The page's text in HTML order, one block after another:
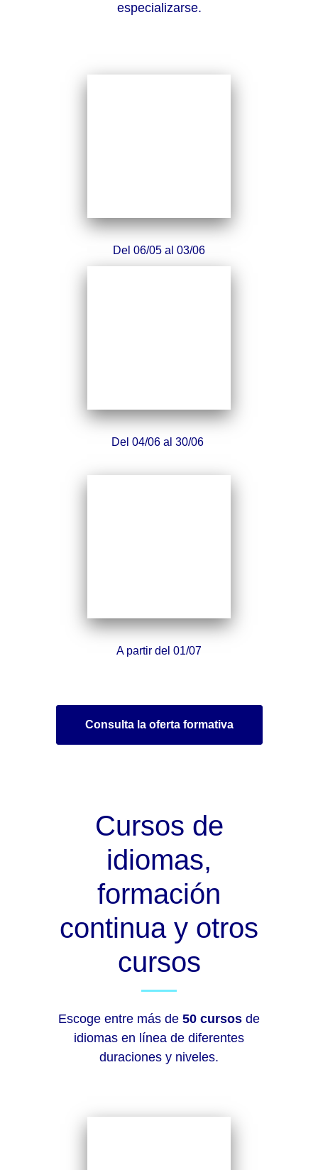
especializarse.
Del 06/05 al 03/06
Del 04/06 al 30/06
A partir del 01/07
Consulta la oferta formativa
Cursos de
idiomas,
formación
continua y otros
cursos
Escoge entre más de 50 cursos de
idiomas en línea de diferentes
duraciones y niveles.